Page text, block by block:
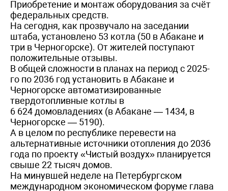
Приобретение и монтаж оборудования за счёт
федеральных средств.
На сегодня, как прозвучало на заседании
штаба, установлено 53 котла (50 в Абакане и
три в Черногорске). От жителей поступают
положительные отзывы.
В общей сложности в планах на период с 2025-
го по 2036 год установить в Абакане и
Черногорске автоматизированные
твердотопливные котлы в
6 624 домовладениях (в Абакане — 1434, в
Черногорске — 5190).
А в целом по республике перевести на
альтернативные источники отопления до 2036
года по проекту «Чистый воздух» планируется
свыше 22 тысяч домов.
На минувшей неделе на Петербургском
международном экономическом форуме глава